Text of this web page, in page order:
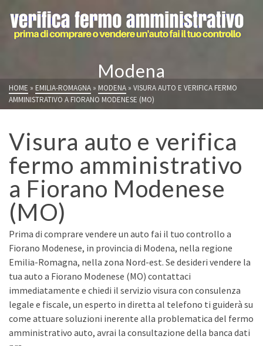
Modena
HOME » EMILIA-ROMAGNA » MODENA » VISURA AUTO E VERIFICA FERMO
AMMINISTRATIVO A FIORANO MODENESE (MO)
Visura auto e verifica
fermo amministrativo
a Fiorano Modenese
(MO)
Prima di comprare vendere un auto fai il tuo controllo a
Fiorano Modenese, in provincia di Modena, nella regione
Emilia-Romagna, nella zona Nord-est. Se desideri vendere la
tua auto a Fiorano Modenese (MO) contattaci
immediatamente e chiedi il servizio visura con consulenza
legale e fiscale, un esperto in diretta al telefono ti guiderà su
come attuare soluzioni inerente alla problematica del fermo
amministrativo auto, avrai la consultazione della banca dati